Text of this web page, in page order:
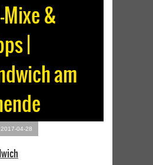
Mixe &
|
am
04-28